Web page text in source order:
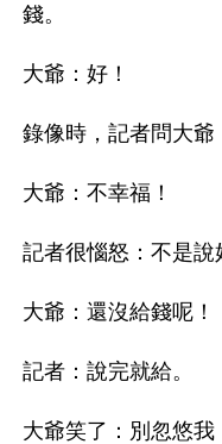
錢。
大爺：好！
錄像時，記者問大爺
大爺：不幸福！
記者很惱怒：不是說
大爺：還沒給錢呢！
記者：說完就給。
大爺笑了：別忽悠我